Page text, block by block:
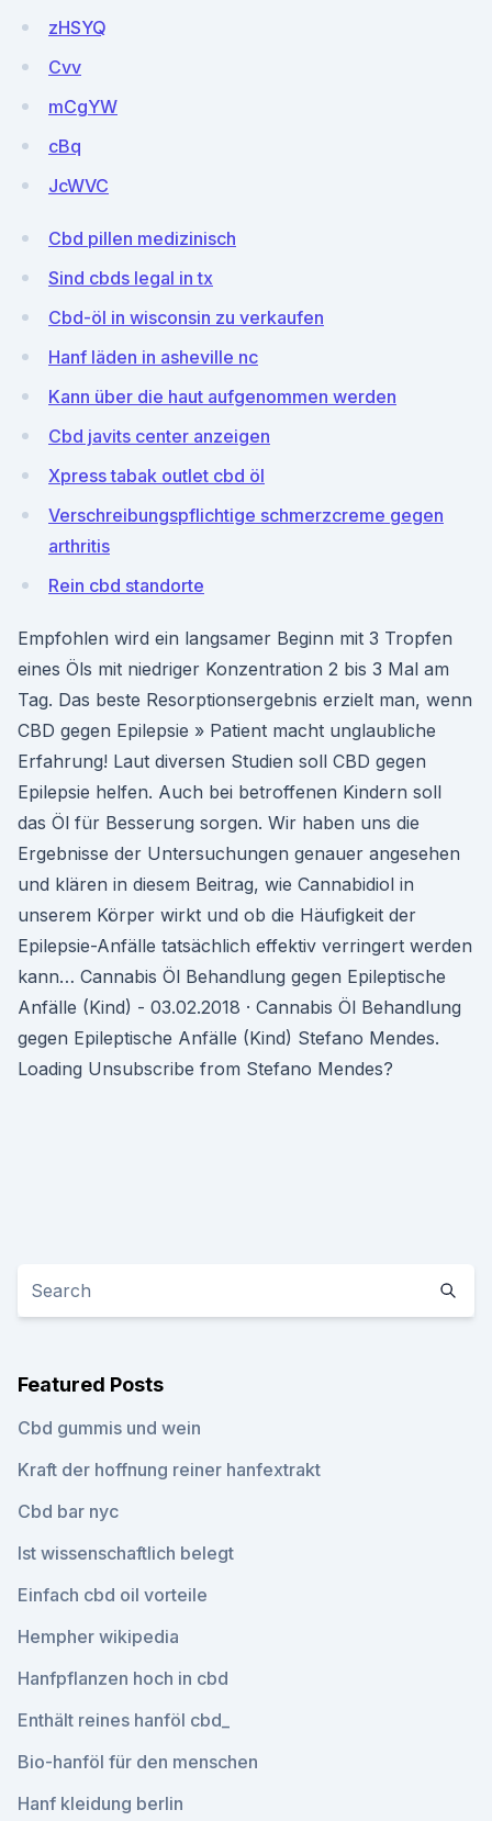
zHSYQ
Cvv
mCgYW
cBq
JcWVC
Cbd pillen medizinisch
Sind cbds legal in tx
Cbd-öl in wisconsin zu verkaufen
Hanf läden in asheville nc
Kann über die haut aufgenommen werden
Cbd javits center anzeigen
Xpress tabak outlet cbd öl
Verschreibungspflichtige schmerzcreme gegen
arthritis
Rein cbd standorte
Empfohlen wird ein langsamer Beginn mit 3 Tropfen
eines Öls mit niedriger Konzentration 2 bis 3 Mal am
Tag. Das beste Resorptionsergebnis erzielt man, wenn
CBD gegen Epilepsie » Patient macht unglaubliche
Erfahrung! Laut diversen Studien soll CBD gegen
Epilepsie helfen. Auch bei betroffenen Kindern soll
das Öl für Besserung sorgen. Wir haben uns die
Ergebnisse der Untersuchungen genauer angesehen
und klären in diesem Beitrag, wie Cannabidiol in
unserem Körper wirkt und ob die Häufigkeit der
Epilepsie-Anfälle tatsächlich effektiv verringert werden
kann… Cannabis Öl Behandlung gegen Epileptische
Anfälle (Kind) - 03.02.2018 · Cannabis Öl Behandlung
gegen Epileptische Anfälle (Kind) Stefano Mendes.
Loading Unsubscribe from Stefano Mendes?
Featured Posts
Cbd gummis und wein
Kraft der hoffnung reiner hanfextrakt
Cbd bar nyc
Ist wissenschaftlich belegt
Einfach cbd oil vorteile
Hempher wikipedia
Hanfpflanzen hoch in cbd
Enthält reines hanföl cbd_
Bio-hanföl für den menschen
Hanf kleidung berlin